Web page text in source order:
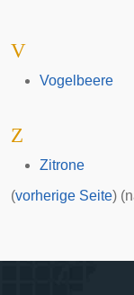
V
Vogelbeere
Z
Zitrone
(vorherige Seite)